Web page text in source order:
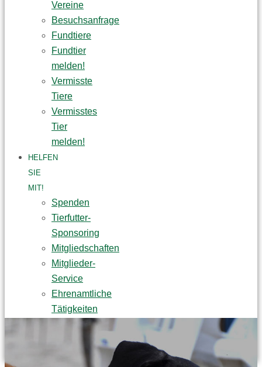
Vereine
Besuchsanfrage
Fundtiere
Fundtier
melden!
Vermisste
Tiere
Vermisstes
Tier
melden!
HELFEN
SIE
MIT!
Spenden
Tierfutter-
Sponsoring
Mitgliedschaften
Mitglieder-
Service
Ehrenamtliche
Tätigkeiten
Praktikum
Tierpatenschaft